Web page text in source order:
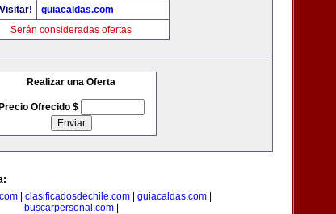
Visitar!
guiacaldas.com
Serán consideradas ofertas
Realizar una Oferta
Precio Ofrecido $
clasificadosdechile.com guiacaldas.com
buscarpersonal.com|